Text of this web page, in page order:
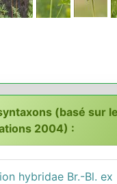
(basé sur
2004) :
hybridae Br.-Bl. ex